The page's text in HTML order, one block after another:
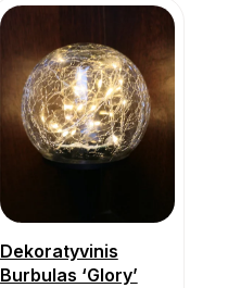
Dekoratyvinis
Burbulas ‘Glory’